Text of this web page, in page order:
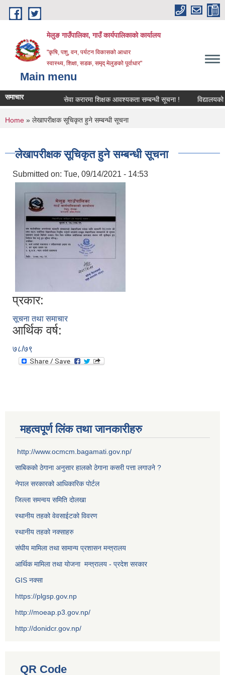
Skip to main content
मेलुङ गाउँपालिका, गाउँ कार्यपालिकाको कार्यालय
"कृषि, पशु, वन, पर्यटन विकासको आधार
स्वास्थ्य, शिक्षा, सडक, समृद् मेलुङको पूर्वाधार"
Main menu
समाचार सेवा करारमा शिक्षक आवश्‍यकता सम्बन्धी सूचना ! विद्यालयको
You are here
Home » लेखापरीक्षक सूचिकृत हुने सम्बन्धी सूचना
लेखापरीक्षक सूचिकृत हुने सम्बन्धी सूचना
Submitted on: Tue, 09/14/2021 - 14:53
प्रकार:
सूचना तथा समाचार
आर्थिक वर्ष:
७८/७९
महत्वपूर्ण लिंक तथा जानकारीहरु
http://www.ocmcm.bagamati.gov.np/
साबिकको ठेगाना अनुसार हालको ठेगाना कसरी पत्ता लगाउने ?
नेपाल सरकारको आधिकारिक पोर्टल
जिल्ला समन्वय समिति दोलखा
स्थानीय तहको वेवसाईटको विवरण
स्थानीय तहको नक्साहरु
संघीय मामिला तथा सामान्य प्रशासन मन्त्रालय
आर्थिक मामिला तथा योजना मन्त्रालय - प्रदेश सरकार
GIS नक्सा
https://plgsp.gov.np
http://moeap.p3.gov.np/
http://donidcr.gov.np/
QR Code